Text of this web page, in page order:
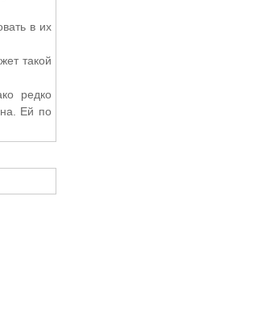
в их
такой
редко
Ей по